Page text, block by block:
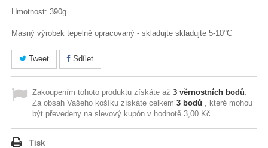
Hmotnost: 390g
Masný výrobek tepelně opracovaný - skladujte skladujte 5-10°C
Tweet Sdílet
Zakoupením tohoto produktu získáte až3 věrnostních bodů.
Za obsah Vašeho košíku získáte celkem3 bodů , které mohou
být převedeny na slevový kupón v hodnotě3,00 Kč.
Tisk